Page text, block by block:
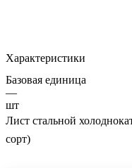
Характеристики
Базовая единица
—
шт
Лист стальной
сорт)